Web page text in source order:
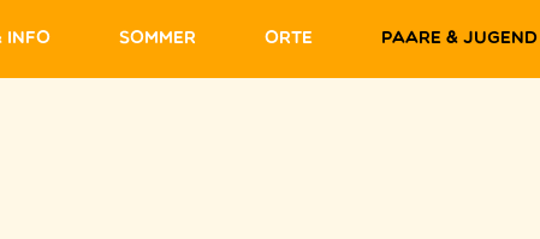
Info Sommer Orte Paare & Jugend